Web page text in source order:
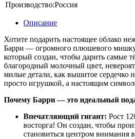
Производство:Россия
Описание
Хотите подарить настоящее облако
Барри — огромного плюшевого
который создан, чтобы дарить самые
благородный молочный цвет,
милые детали, как вышитое сердечко
просто игрушкой, а настоящим
Почему Барри — это идеальный
Впечатляющий гигант: Рост
восторга! Он создан, чтобы
становиться центром внимания